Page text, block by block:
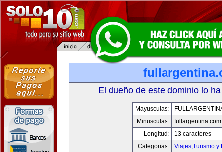
El dueño de este dominio lo
Mayusculas:
Minusculas:
fullargentina.com
Longitud:
13 caracteres
Categorias:
Viajes,Turismo y